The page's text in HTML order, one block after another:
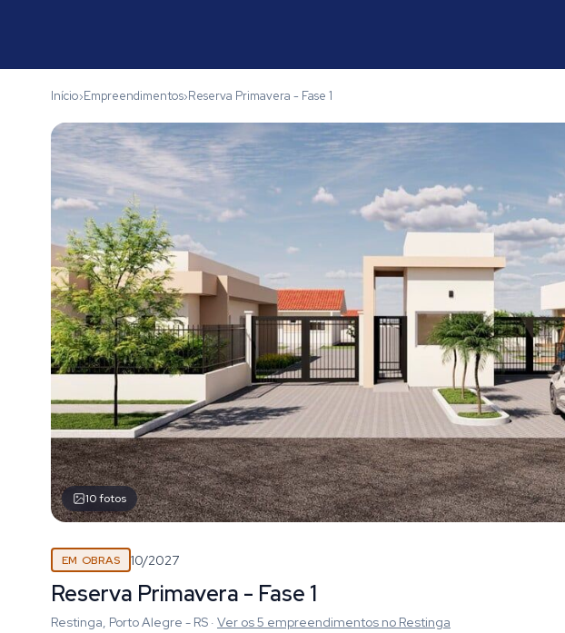
Início›Empreendimentos›Reserva Primavera - Fase 1
10fotos
EM OBRAS 10/2027
Reserva Primavera - Fase 1
Restinga, Porto Alegre - RS · Ver os5 empreendimentos no Restinga